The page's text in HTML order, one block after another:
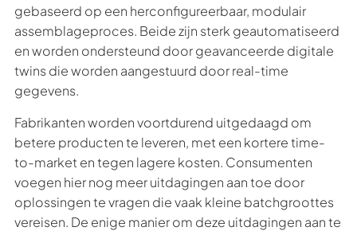
gebaseerd op een herconfigureerbaar, modulair
assemblageproces. Beide zijn sterk geautomatiseerd
en worden ondersteund door geavanceerde digitale
twins die worden aangestuurd door real-time
gegevens.
Fabrikanten worden voortdurend uitgedaagd om
betere producten te leveren, met een kortere time-
to-market en tegen lagere kosten. Consumenten
voegen hier nog meer uitdagingen aan toe door
oplossingen te vragen die vaak kleine batchgroottes
vereisen. De enige manier om deze uitdagingen aan te